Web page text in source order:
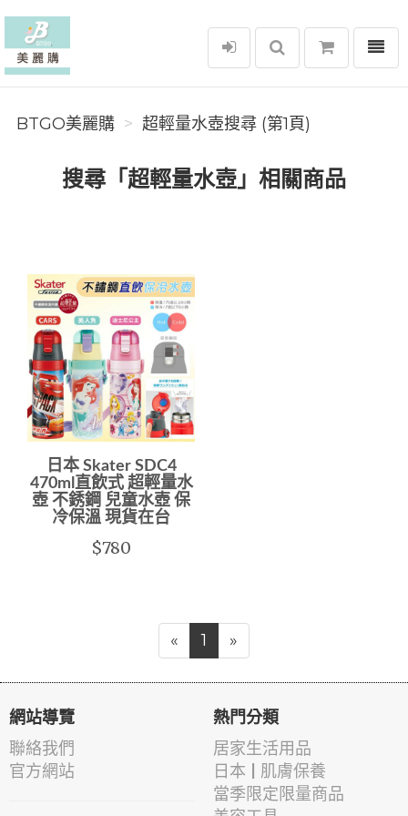
BTGO美麗購
選單
BTGO美麗購 超輕量水壺搜尋 (第1頁)
搜尋「超輕量水壺」相關商品
日本 Skater SDC4
470ml直飲式 超輕量水
壺 不銹鋼 兒童水壺 保
冷保溫 現貨在台
$780
« 1 »
網站導覽
聯絡我們
官方網站
熱門分類
居家生活用品
日本 | 肌膚保養
當季限定限量商品